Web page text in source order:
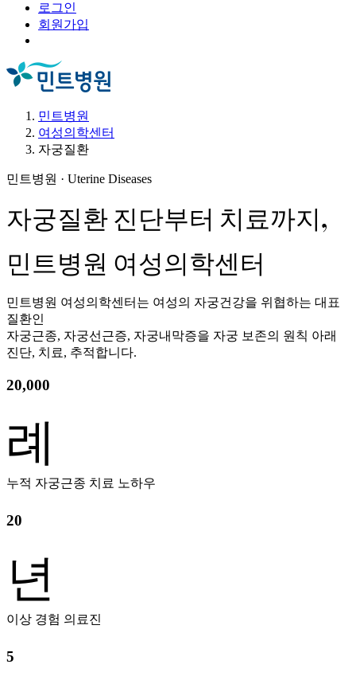
로그인
회원가입
민트병원
여성의학센터
자궁질환
민트병원 · Uterine Diseases
자궁질환 진단부터 치료까지,
민트병원 여성의학센터
민트병원 여성의학센터는 여성의 자궁건강을 위협하는 대표
질환인
자궁근종, 자궁선근증, 자궁내막증을 자궁 보존의 원칙 아래
진단, 치료, 추적합니다.
20,000
례
누적 자궁근종 치료 노하우
20
년
이상 경험 의료진
5